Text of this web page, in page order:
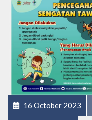
16 October 2023